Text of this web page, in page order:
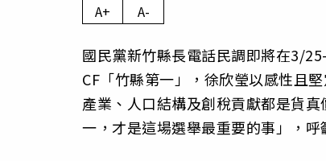
A+ A-
國民黨新竹縣長電話民調即將在3/
CF「竹縣第一」，徐欣瑩以感性且
產業、人口結構及創稅貢獻都是貨
一，才是這場選舉最重要的事」，